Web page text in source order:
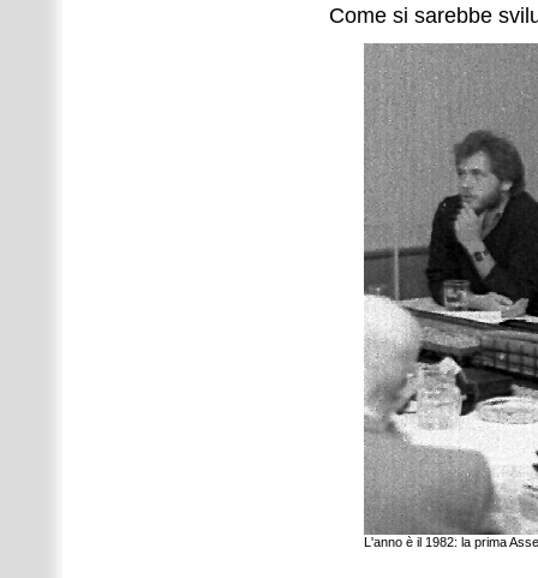
Come si sarebbe
L'anno è il 1982: la prima